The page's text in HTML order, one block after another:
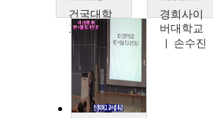
건국대학
교
이철규
경희사이
버대학교
손수진